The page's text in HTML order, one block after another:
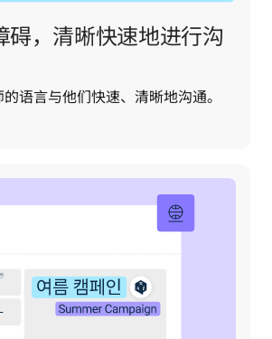
碍，清晰快速地进行沟
语言与他们快速、清晰地沟通。